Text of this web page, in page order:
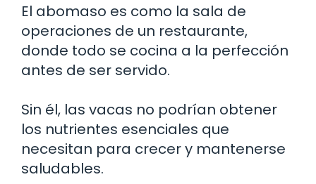
El abomaso es como la sala de
operaciones de un restaurante,
donde todo se cocina a la perfección
antes de ser servido.
Sin él, las vacas no podrían obtener
los nutrientes esenciales que
necesitan para crecer y mantenerse
saludables.